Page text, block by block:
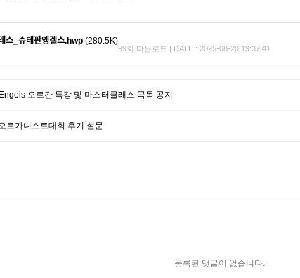
(280.5K)
99회 다운로드 | DATE : 2025-08-20 19:37:41
오르간 특강 및 마스터클래스 곡목 공지
르가니스트대회 후기 설문
등록된 댓글이 없습니다.